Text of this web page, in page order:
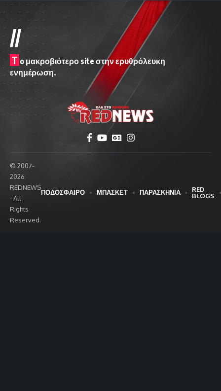
//
T o μακροβιότερο site στην ερυθρόλευκη
ενημέρωση.
© 2007-
2026
REDNEWS
- All
Rights
Reserved.
ΠΟΔΟΣΦΑΙΡΟ ΜΠΑΣΚΕΤ ΠΑΡΑΣΚΗΝΙΑ
RED
BLOGS